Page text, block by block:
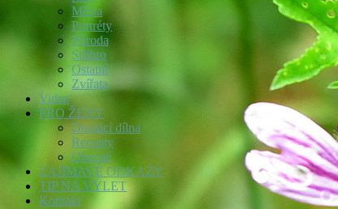
Města
Portréty
Příroda
Stříbro
Ostatní
Zvířata
Videa
PRO ŽENY
Domácí dílna
Recepty
Obecné
ZAJÍMAVÉ ODKAZY
TIP NA VÝLET
Kontakt